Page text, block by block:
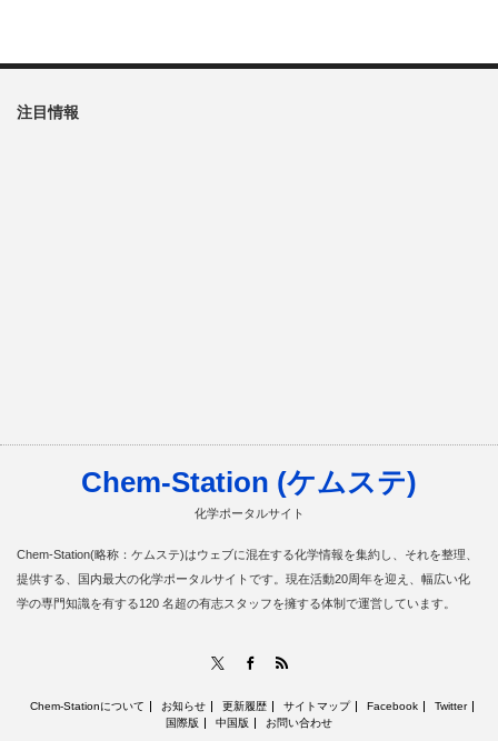
注目情報
Chem-Station (ケムステ)
化学ポータルサイト
Chem-Station(略称：ケムステ)はウェブに混在する化学情報を集約し、それを整理、
提供する、国内最大の化学ポータルサイトです。現在活動20周年を迎え、幅広い化
学の専門知識を有する120 名超の有志スタッフを擁する体制で運営しています。
Facebook
Chem-Stationについて お知らせ 更新履歴 サイトマップ Facebook
Twitter
国際版
中国版 お問い合わせ